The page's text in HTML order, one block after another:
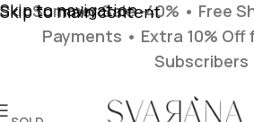
Skip to navigation
Skip to main content
Summer Sale -40% • Free
Payments • Extra 10%
Subscribers